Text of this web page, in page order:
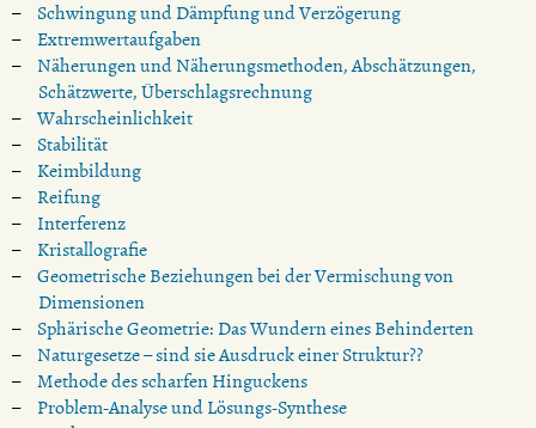
Schwingung und Dämpfung und Verzögerung
Extremwertaufgaben
Näherungen und Näherungsmethoden, Abschätzungen,
Schätzwerte, Überschlagsrechnung
Wahrscheinlichkeit
Stabilität
Keimbildung
Reifung
Interferenz
Kristallografie
Geometrische Beziehungen bei der Vermischung von
Dimensionen
Sphärische Geometrie: Das Wundern eines Behinderten
Naturgesetze – sind sie Ausdruck einer Struktur??
Methode des scharfen Hinguckens
Problem-Analyse und Lösungs-Synthese